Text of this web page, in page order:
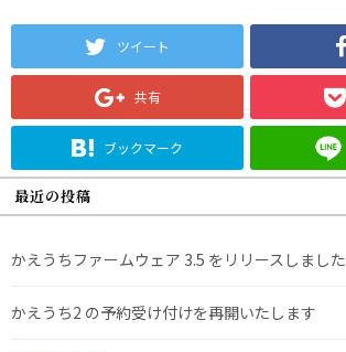
ツイート
共有
ブックマーク
最近の投稿
かえうちファームウェア 3.5 をリリースしました
かえうち2 の予約受け付けを再開いたします